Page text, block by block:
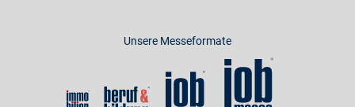
Unsere Messeformate